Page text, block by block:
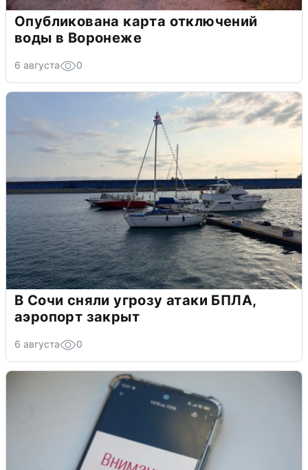
Опубликована карта отключений
воды в Воронеже
6 августа 0
В Сочи сняли угрозу атаки БПЛА,
аэропорт закрыт
6 августа 0